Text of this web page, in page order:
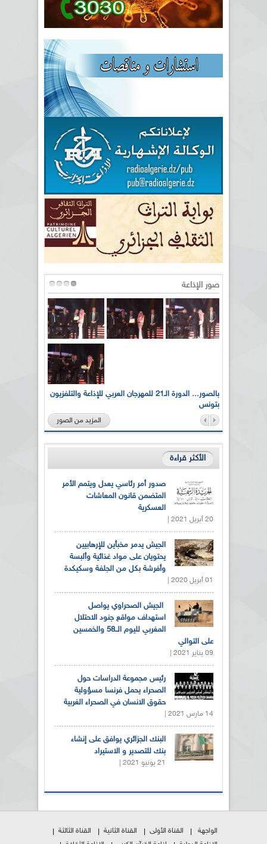
صور الإذاعة
بالصور... الدورة الـ21 للمهرجان العربي للإذاعة والتلفزيون
بتونس
المزيد من الصور
الأكثر قراءة
صدور أمر رئاسي يعدل ويتمم الأمر
المتضمن قانون المعاشات
العسكرية
20 أبريل 2021 |
الجيش يدمر مخبأين للإرهابيين
يحتويان على مواد غذائية وألبسة
وأفرشة بكل من الجلفة وسكيكدة
01 أبريل 2020 |
الجيش الصحراوي يواصل
استهداف مواقع جنود الاحتلال
المغربي لليوم الــ58 والخمسين
على التوالي
09 يناير 2021 |
رئيس مجموعة الدراسات حول
الصحراء يحمل فرنسا مسؤولية
حقوق الانسان في الصحراء الغربية
14 مارس 2021 |
البنك الجزائري يوافق على إنشاء
بنك للتصدير و الاستيراد
21 يونيو 2021 |
الواجهة القناة الأولى القناة الثانية
القناة الثالثة